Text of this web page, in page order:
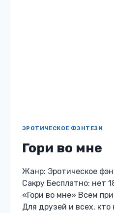
ЭРОТИЧЕСКОЕ ФЭНТЕЗИ
Гори во мне
Жанр: Эротическое
Сакру Бесплатно: нет
«Гори во мне» Всем
Для друзей и всех,